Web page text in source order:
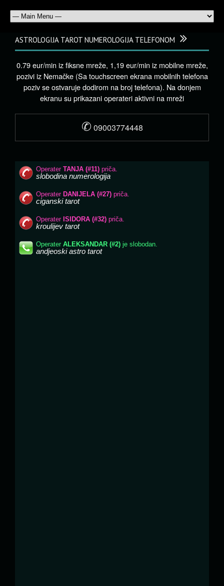
ASTROLOGIJA TAROT NUMEROLOGIJA TELEFONOM
0.79 eur/min iz fiksne mreže, 1,19 eur/min iz mobilne mreže,
pozivi iz Nemačke (Sa touchscreen ekrana mobilnih telefona
poziv se ostvaruje dodirom na broj telefona). Na donjem
ekranu su prikazani operateri aktivni na mreži
✆ 09003774448